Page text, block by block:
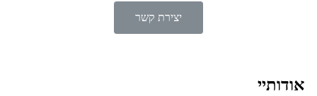
יצירת קשר
אודותיי